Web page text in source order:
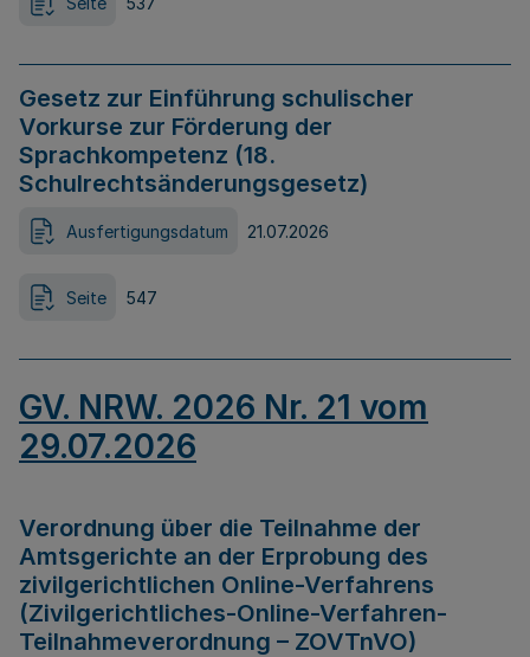
Gesetz zur Einführung schulischer
Vorkurse zur Förderung der
Sprachkompetenz (18.
Schulrechtsänderungsgesetz)
Ausfertigungsdatum 21.07.2026
Seite 547
GV. NRW. 2026 Nr. 21 vom
29.07.2026
Verordnung über die Teilnahme der
Amtsgerichte an der Erprobung des
zivilgerichtlichen Online-Verfahrens
(Zivilgerichtliches-Online-Verfahren-
Teilnahmeverordnung – ZOVTnVO)